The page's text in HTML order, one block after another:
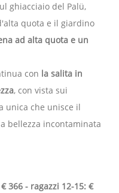
ghiacciaio del Palü,
quota e il giardino
ad alta quota e un
con la salita in
, con vista sui
unica che unisce il
bellezza incontaminata
366 - ragazzi 12-15: €